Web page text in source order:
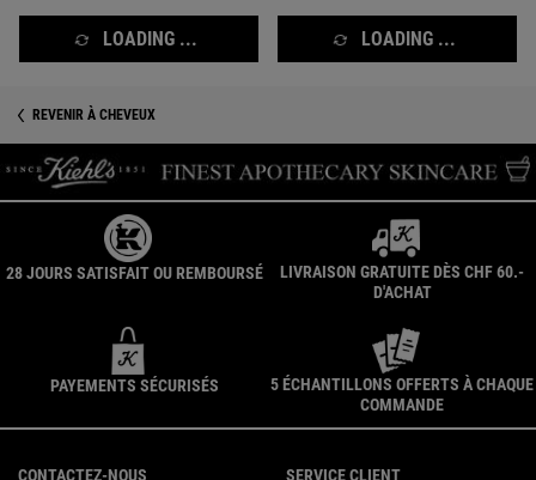
LOADING ... LOADING ...
REVENIR À CHEVEUX
28 JOURS SATISFAIT OU REMBOURSÉ
LIVRAISON GRATUITE DÈS CHF 60.-
D'ACHAT
PAYEMENTS SÉCURISÉS
5 ÉCHANTILLONS OFFERTS À CHAQUE
COMMANDE
CONTACTEZ-NOUS SERVICE CLIENT